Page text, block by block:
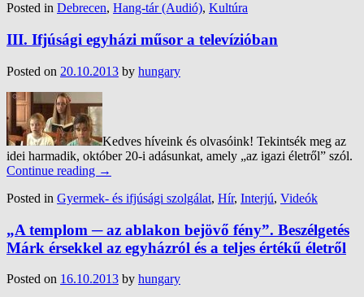
Posted in Debrecen, Hang-tár (Audió), Kultúra
III. Ifjúsági egyházi műsor a televízióban
Posted on 20.10.2013 by hungary
Kedves híveink és olvasóink! Tekintsék meg az
idei harmadik, október 20-i adásunkat, amely „az igazi életről” szól.
Continue reading →
Posted in Gyermek- és ifjúsági szolgálat, Hír, Interjú, Videók
„A templom ─ az ablakon bejövő fény”. Beszélgetés
Márk érsekkel az egyházról és a teljes értékű életről
Posted on 16.10.2013 by hungary